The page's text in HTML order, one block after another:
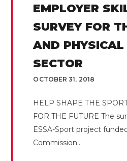
EMPLOYER
SURVEY FOR
AND
SECTOR
OCTOBER 31, 2018
HELP SHAPE THE
FOR THE FUTURE The
ESSA-Sport project
Commission...